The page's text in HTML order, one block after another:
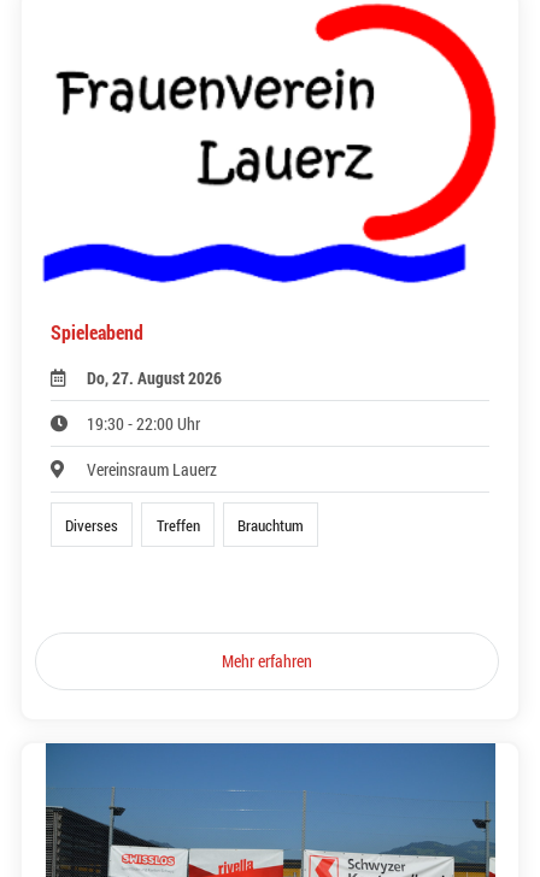
Spieleabend
Do, 27. August 2026
19:30 - 22:00 Uhr
Vereinsraum Lauerz
Diverses Treffen Brauchtum
Mehr erfahren